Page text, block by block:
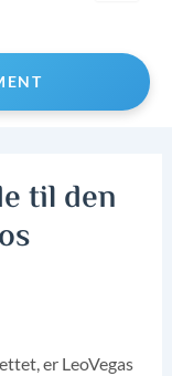
til den
er LeoVegas